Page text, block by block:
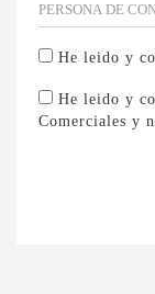
He leido y
He leido y
Comerciales y